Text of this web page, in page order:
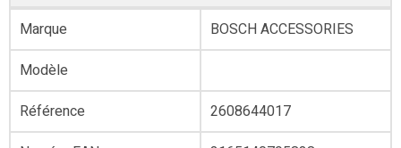
Marque
BOSCH ACCESSORIES
Modèle
Référence
‎2608644017